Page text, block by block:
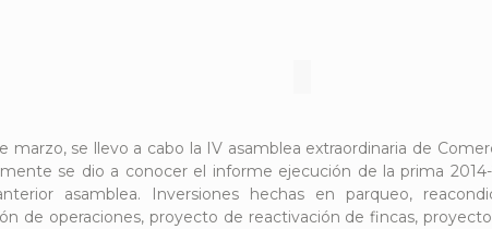
se llevo a cabo la IV asamblea extraordinaria de
se dio a conocer el informe ejecución de la prima
asamblea. Inversiones hechas en parqueo,
de operaciones, proyecto de reactivación de fincas,